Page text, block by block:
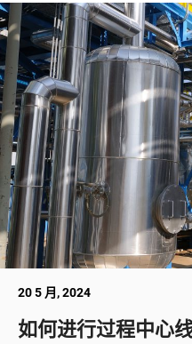
20 5 月, 2024
如何进行过程中心